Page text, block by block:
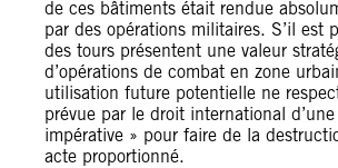
de ces bâtiments était rendue
par des opérations militaires. S’il est
des tours présentent une valeur
d’opérations de combat en zone
utilisation future potentielle ne
prévue par le droit international
impérative » pour faire de la
acte proportionné.